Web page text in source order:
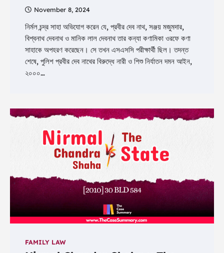
November 8, 2024
নির্মল চন্দ্র সাহা অভিযোগ করেন যে, প্রবীর দেব নাথ, সঞ্জয় মজুমদার,
বিশ্বনাথ দেবনাথ ও মানিক লাল দেবনাথ তার কন্যা কণামিকা ওরফে কণা
সাহাকে অপহরণ করেছেন। সে তখন এসএসসি পরীক্ষার্থী ছিল। তদন্ত
শেষে, পুলিশ প্রবীর দেব নাথের বিরুদ্ধে নারী ও শিশু নির্যাতন দমন আইন,
২০০০…
FAMILY LAW